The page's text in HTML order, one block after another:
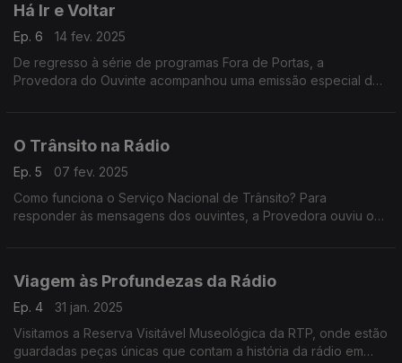
Há Ir e Voltar
Ep. 6
14 fev. 2025
De regresso à série de programas Fora de Portas, a
Provedora do Ouvinte acompanhou uma emissão especial da
O Trânsito na Rádio
Ep. 5
07 fev. 2025
Como funciona o Serviço Nacional de Trânsito? Para
responder às mensagens dos ouvintes, a Provedora ouviu o
Viagem às Profundezas da Rádio
Ep. 4
31 jan. 2025
Visitamos a Reserva Visitável Museológica da RTP, onde estão
guardadas peças únicas que contam a história da rádio em